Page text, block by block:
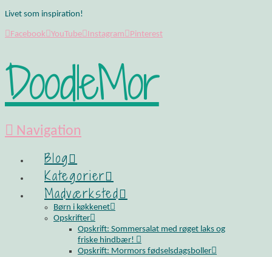
Livet som inspiration!
Facebook YouTube Instagram Pinterest
DoodleMor
Navigation
Blog
Kategorier
Madværksted
Børn i køkkenet
Opskrifter
Opskrift: Sommersalat med røget laks og
friske hindbær!
Opskrift: Mormors fødselsdagsboller